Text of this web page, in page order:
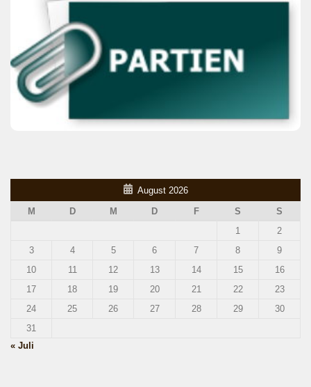
August 2026
M
D M D F S
S
1
2
3
4 5 6 7 8
9
10
11 12 13 14 15
16
17
18 19 20 21 22
23
24
25 26 27 28 29
30
31
« Juli